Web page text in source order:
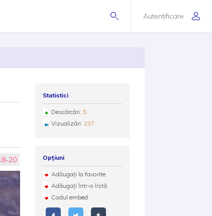
Autentificare
20
Statistici
Descărcări: 5
Vizualizări: 237
Opțiuni
Adăugați la favorite
Adăugați într-o listă
Codul embed